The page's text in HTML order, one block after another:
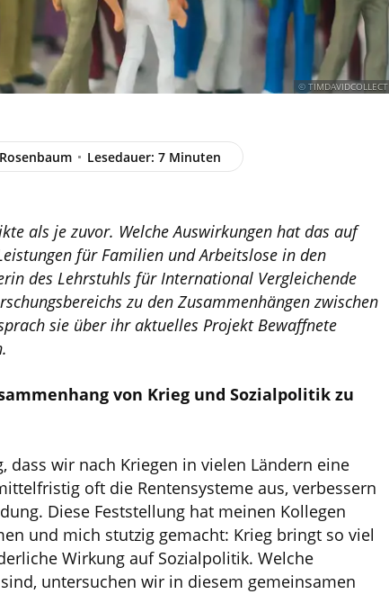
©
Lesedauer: 7 Minuten
als je zuvor. Welche Auswirkungen hat das auf
für Familien und Arbeitslose in den
des Lehrstuhls für International Vergleichende
zu den Zusammenhängen zwischen
sie über ihr aktuelles Projekt Bewaffnete
von Krieg und Sozialpolitik zu
dass wir nach Kriegen in vielen Ländern eine
oft die Rentensysteme aus, verbessern
Diese Feststellung hat meinen Kollegen
und mich stutzig gemacht: Krieg bringt so viel
Wirkung auf Sozialpolitik. Welche
untersuchen wir in diesem gemeinsamen